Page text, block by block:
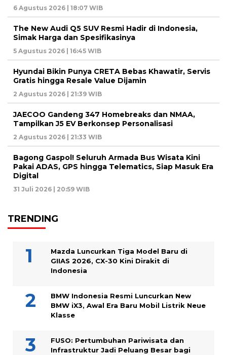
6 Agustus 2026 | 18:07 WIB
The New Audi Q5 SUV Resmi Hadir di Indonesia,
Simak Harga dan Spesifikasinya
5 Agustus 2026 | 16:45 WIB
Hyundai Bikin Punya CRETA Bebas Khawatir, Servis
Gratis hingga Resale Value Dijamin
2 Agustus 2026 | 21:39 WIB
JAECOO Gandeng 347 Homebreaks dan NMAA,
Tampilkan J5 EV Berkonsep Personalisasi
2 Agustus 2026 | 21:33 WIB
Bagong Gaspol! Seluruh Armada Bus Wisata Kini
Pakai ADAS, GPS hingga Telematics, Siap Masuk Era
Digital
31 Juli 2026 | 20:59 WIB
TRENDING
Mazda Luncurkan Tiga Model Baru di
GIIAS 2026, CX-30 Kini Dirakit di
Indonesia
BMW Indonesia Resmi Luncurkan New
BMW iX3, Awal Era Baru Mobil Listrik Neue
Klasse
FUSO: Pertumbuhan Pariwisata dan
Infrastruktur Jadi Peluang Besar bagi